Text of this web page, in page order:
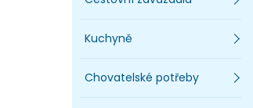
Kuchyně
Chovatelské potřeby